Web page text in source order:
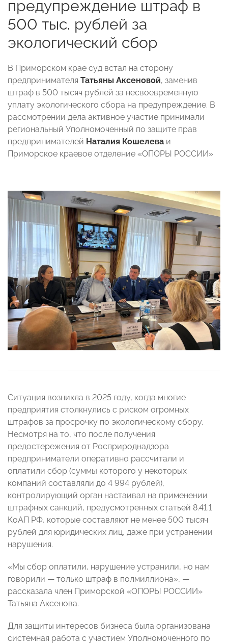
предупреждение штраф в
500 тыс. рублей за
экологический сбор
В Приморском крае суд встал на сторону
предпринимателя Татьяны Аксеновой, заменив
штраф в 500 тысяч рублей за несвоевременную
уплату экологического сбора на предупреждение. В
рассмотрении дела активное участие принимали
региональный Уполномоченный по защите прав
предпринимателей Наталия Кошелева и
Приморское краевое отделение «ОПОРЫ РОССИИ».
Ситуация возникла в 2025 году, когда многие
предприятия столкнулись с риском огромных
штрафов за просрочку по экологическому сбору.
Несмотря на то, что после получения
предостережения от Росприроднадзора
предприниматели оперативно рассчитали и
оплатили сбор (суммы которого у некоторых
компаний составляли до 4 994 рублей),
контролирующий орган настаивал на применении
штрафных санкций, предусмотренных статьей 8.41.1
КоАП РФ, которые составляют не менее 500 тысяч
рублей для юридических лиц, даже при устранении
нарушения.
«Мы сбор оплатили, нарушение устранили, но нам
говорили — только штраф в полмиллиона», —
рассказала член Приморской «ОПОРЫ РОССИИ»
Татьяна Аксенова.
Для защиты интересов бизнеса была организована
системная работа с участием Уполномоченного по